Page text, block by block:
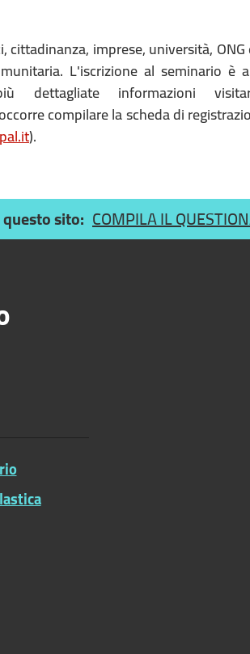
imprese, università,
L'iscrizione al seminario è
dettagliate informazioni
compilare la scheda di
).
sito: COMPILA IL